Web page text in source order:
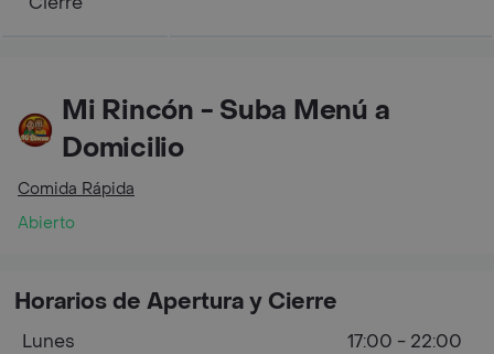
Mi Rincón - Suba Menú a
Domicilio
Comida Rápida
Abierto
Horarios de Apertura y Cierre
Lunes
17:00 - 22:00